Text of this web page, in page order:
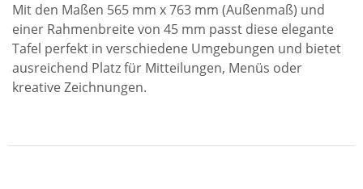
Mit den Maßen 565 mm x 763 mm (Außenmaß) und
einer Rahmenbreite von 45 mm passt diese elegante
Tafel perfekt in verschiedene Umgebungen und bietet
ausreichend Platz für Mitteilungen, Menüs oder
kreative Zeichnungen.